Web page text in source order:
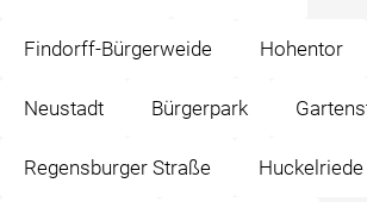
Findorff-Bürgerweide Hohentor
Neustadt Bürgerpark
Regensburger Straße Huckelriede